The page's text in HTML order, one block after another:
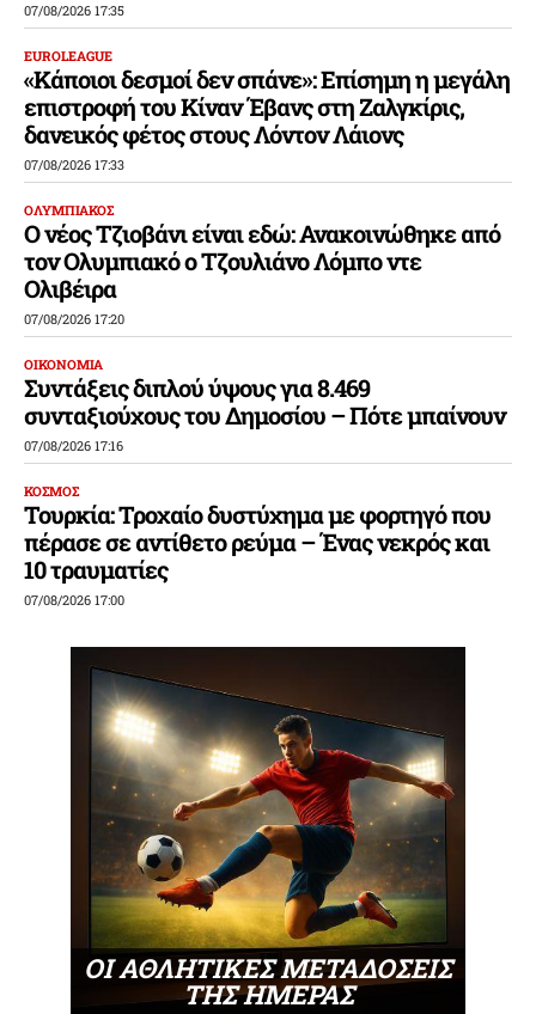
07/08/2026 17:35
EUROLEAGUE
«Κάποιοι δεσμοί δεν σπάνε»: Επίσημη η μεγάλη
επιστροφή του Κίναν Έβανς στη Ζαλγκίρις,
δανεικός φέτος στους Λόντον Λάιονς
07/08/2026 17:33
ΟΛΥΜΠΙΑΚΟΣ
Ο νέος Τζιοβάνι είναι εδώ: Ανακοινώθηκε από
τον Ολυμπιακό ο Τζουλιάνο Λόμπο ντε
Ολιβέιρα
07/08/2026 17:20
ΟΙΚΟΝΟΜΙΑ
Συντάξεις διπλού ύψους για 8.469
συνταξιούχους του Δημοσίου – Πότε μπαίνουν
07/08/2026 17:16
ΚΟΣΜΟΣ
Τουρκία: Τροχαίο δυστύχημα με φορτηγό που
πέρασε σε αντίθετο ρεύμα – Ένας νεκρός και
10 τραυματίες
07/08/2026 17:00
ΟΙ ΑΘΛΗΤΙΚΕΣ ΜΕΤΑΔΟΣΕΙΣ
ΤΗΣ ΗΜΕΡΑΣ